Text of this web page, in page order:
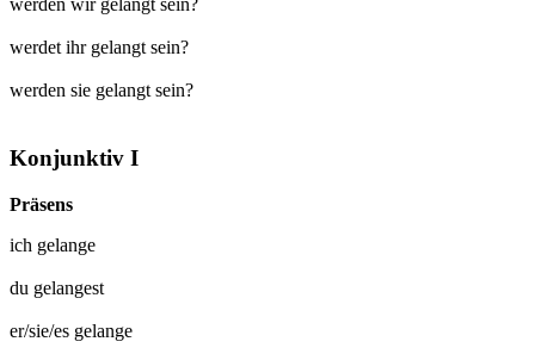
werden wir gelangt sein?
werdet ihr gelangt sein?
werden sie gelangt sein?
Konjunktiv I
Präsens
ich gelange
du gelangest
er/sie/es gelange